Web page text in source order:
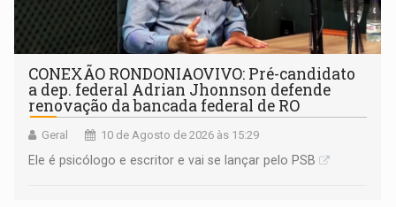
CONEXÃO RONDONIAOVIVO: Pré-candidato
a dep. federal Adrian Jhonnson defende
renovação da bancada federal de RO
Geral 10 de Agosto de 2026 às 15:29
Ele é psicólogo e escritor e vai se lançar pelo PSB